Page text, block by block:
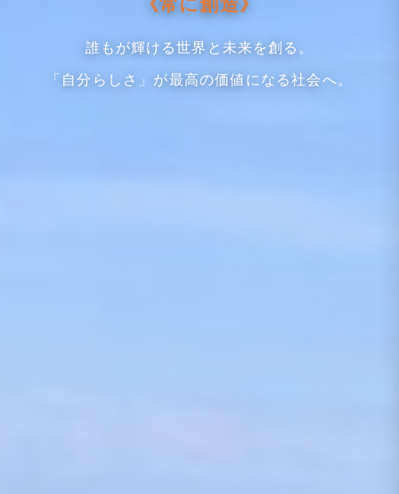
誰もが輝ける世界と未来を創る。
「自分らしさ」が最高の価値になる社会へ。